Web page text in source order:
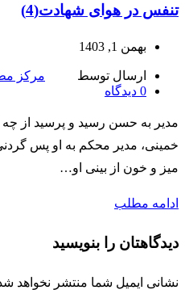
تنفس در هوای شهادت(4)
بهمن 1, 1403
ارسال توسط
مرکز
0 دیدگاه
مدیر به حسن رسید و پرسید از
خمینی، مدیر محکم به او پس
میز و خون از بینی او…
ادامه مطلب
دیدگاهتان را بنویسید
نشانی ایمیل شما منتشر نخواهد